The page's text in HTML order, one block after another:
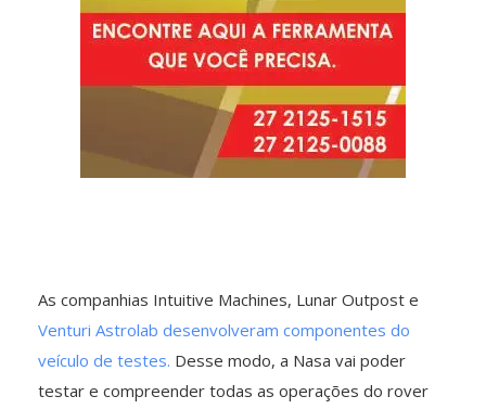
As companhias Intuitive Machines, Lunar Outpost e
Venturi Astrolab desenvolveram componentes do
veículo de testes. Desse modo, a Nasa vai poder
testar e compreender todas as operações do rover